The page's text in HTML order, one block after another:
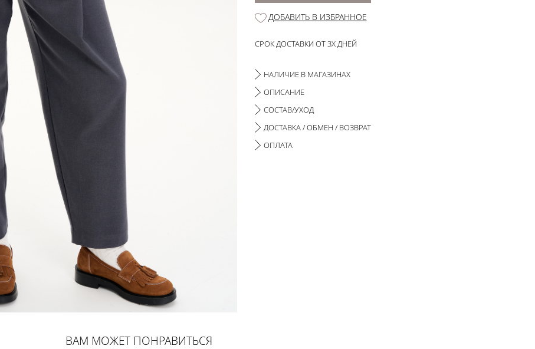
ДОБАВИТЬ В ИЗБРАННОЕ
СРОК ДОСТАВКИ ОТ 3Х ДНЕЙ
НАЛИЧИЕ В МАГАЗИНАХ
ОПИСАНИЕ
СОСТАВ/УХОД
ДОСТАВКА / ОБМЕН / ВОЗВРАТ
ОПЛАТА
ВАМ МОЖЕТ ПОНРАВИТЬСЯ